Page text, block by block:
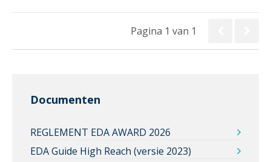
Pagina 1 van 1
Documenten
REGLEMENT EDA AWARD 2026
EDA Guide High Reach (versie 2023)